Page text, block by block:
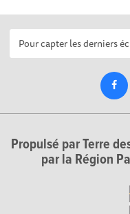
Propulsé par Terre
par la Région